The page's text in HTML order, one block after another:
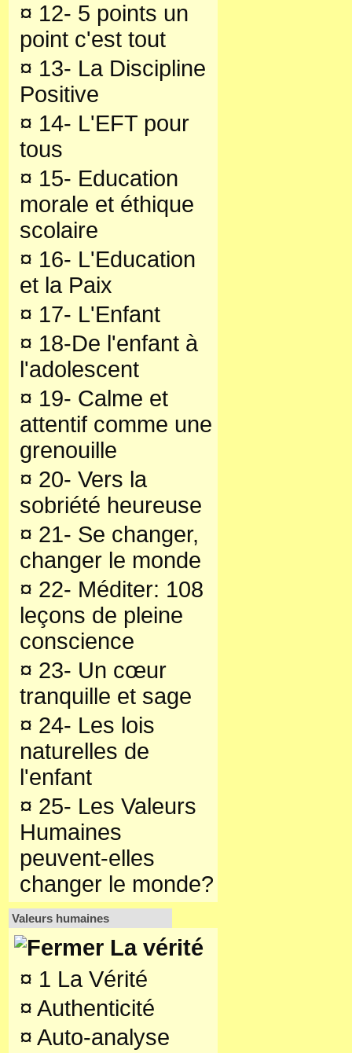
¤ 12- 5 points un
point c'est tout
¤ 13- La Discipline
Positive
¤ 14- L'EFT pour
tous
¤ 15- Education
morale et éthique
scolaire
¤ 16- L'Education
et la Paix
¤ 17- L'Enfant
¤ 18-De l'enfant à
l'adolescent
¤ 19- Calme et
attentif comme une
grenouille
¤ 20- Vers la
sobriété heureuse
¤ 21- Se changer,
changer le monde
¤ 22- Méditer: 108
leçons de pleine
conscience
¤ 23- Un cœur
tranquille et sage
¤ 24- Les lois
naturelles de
l'enfant
¤ 25- Les Valeurs
Humaines
peuvent-elles
changer le monde?
Valeurs humaines
La vérité
¤ 1 La Vérité
¤ Authenticité
¤ Auto-analyse